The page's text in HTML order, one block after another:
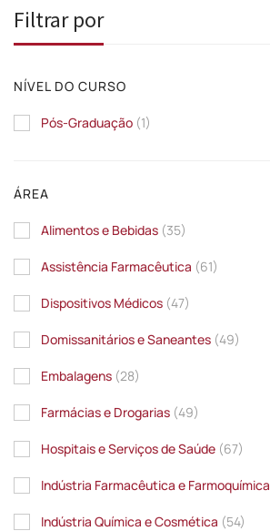
Filtrar por
NÍVEL DO CURSO
Pós-Graduação (1)
ÁREA
Alimentos e Bebidas (35)
Assistência Farmacêutica (61)
Dispositivos Médicos (47)
Domissanitários e Saneantes (49)
Embalagens (28)
Farmácias e Drogarias (49)
Hospitais e Serviços de Saúde (67)
Indústria Farmacêutica e Farmoquímica
Indústria Química e Cosmética (54)